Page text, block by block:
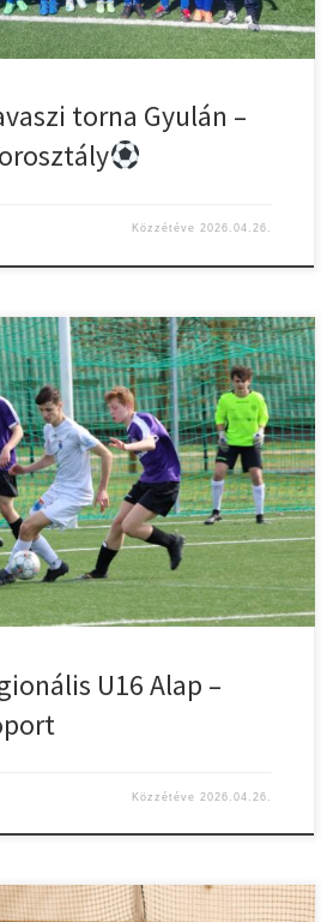
torna Gyulán –
Közzétéve2026.04.26.
óraCeglédi VSE
Gyulasport Nonprofit
1-0)
Csapatunk tagjai:Zahorán
Karakas Balázs, Dániel-Székely Áron,
Molnár Szabolcs, Bodó Áron Árpád,
Tamás, Szabó Márk, Móricz Dániel,
György
Edző: Bálint Balázs
Edzői
U16 Alap –
Közzétéve 2026.04.26.